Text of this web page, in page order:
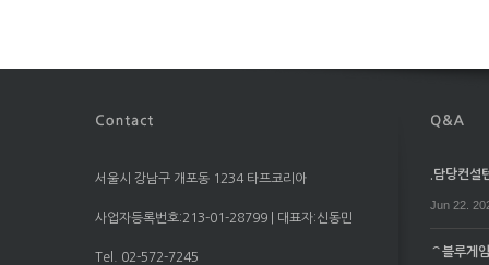
서울시 강남구 개포동 1234 타프코리아
사업자등록번호:213-01-28799 | 대표자:신동민
Tel. 02-572-7245
.담당컨설
Jun 22.
⌒블루게